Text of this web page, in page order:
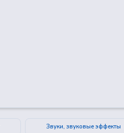
Звуки, звуковые эффекты